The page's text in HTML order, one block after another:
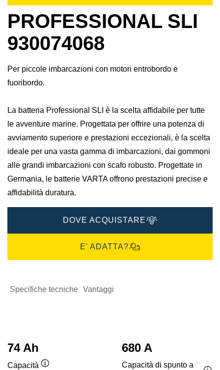
PROFESSIONAL SLI
930074068
Per piccole imbarcazioni con motori entrobordo e
fuoribordo.
La batteria Professional SLI è la scelta affidabile per tutte
le avventure marine. Progettata per offrire una potenza di
avviamento superiore e prestazioni eccezionali, è la scelta
ideale per una vasta gamma di imbarcazioni, dai gommoni
alle grandi imbarcazioni con scafo robusto. Progettate in
Germania, le batterie VARTA offrono prestazioni precise e
affidabilità duratura.
DOVE ACQUISTARE
E' ADATTA?
Specifiche tecniche Vantaggi
74 Ah
Capacità
680 A
Capacità di spunto a